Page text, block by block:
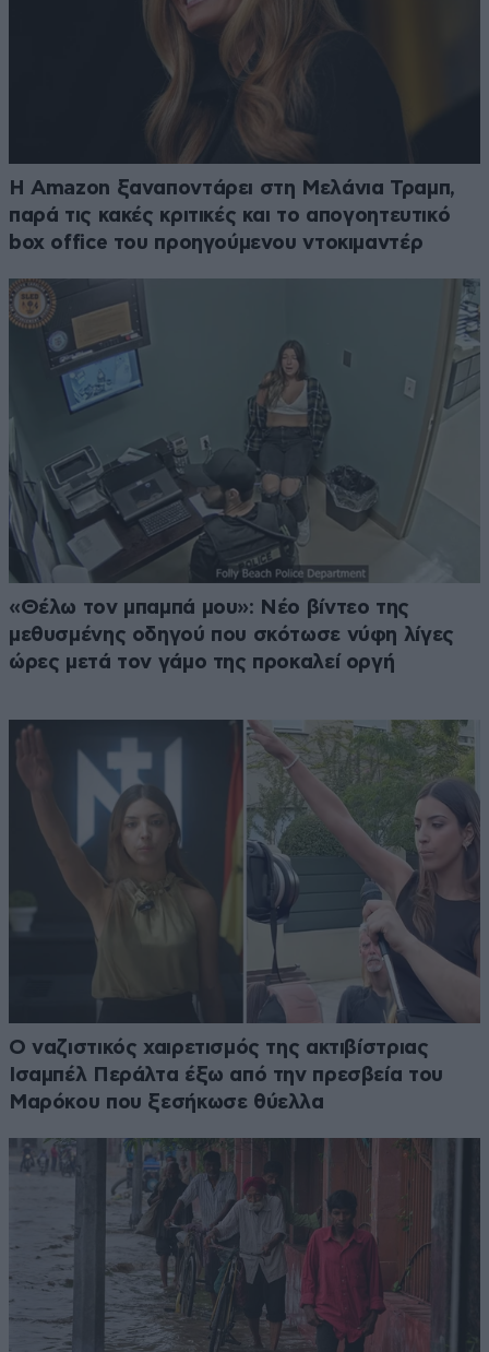
Η Amazon ξαναποντάρει στη Μελάνια Τραμπ,
παρά τις κακές κριτικές και το απογοητευτικό
box office του προηγούμενου ντοκιμαντέρ
«Θέλω τον μπαμπά μου»: Νέο βίντεο της
μεθυσμένης οδηγού που σκότωσε νύφη λίγες
ώρες μετά τον γάμο της προκαλεί οργή
Ο ναζιστικός χαιρετισμός της ακτιβίστριας
Ισαμπέλ Περάλτα έξω από την πρεσβεία του
Μαρόκου που ξεσήκωσε θύελλα